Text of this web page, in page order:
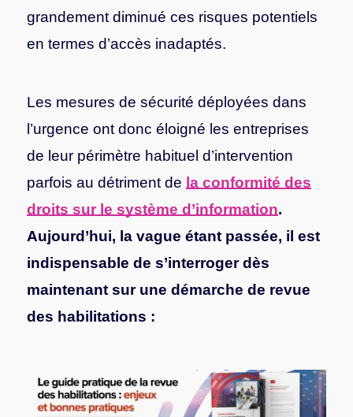
grandement diminué ces risques potentiels
en termes d’accès inadaptés.
Les mesures de sécurité déployées dans
l’urgence ont donc éloigné les entreprises
de leur périmètre habituel d’intervention
parfois au détriment de la conformité des
droits sur le système d’information.
Aujourd’hui, la vague étant passée, il est
indispensable de s’interroger dès
maintenant sur une démarche de revue
des habilitations :